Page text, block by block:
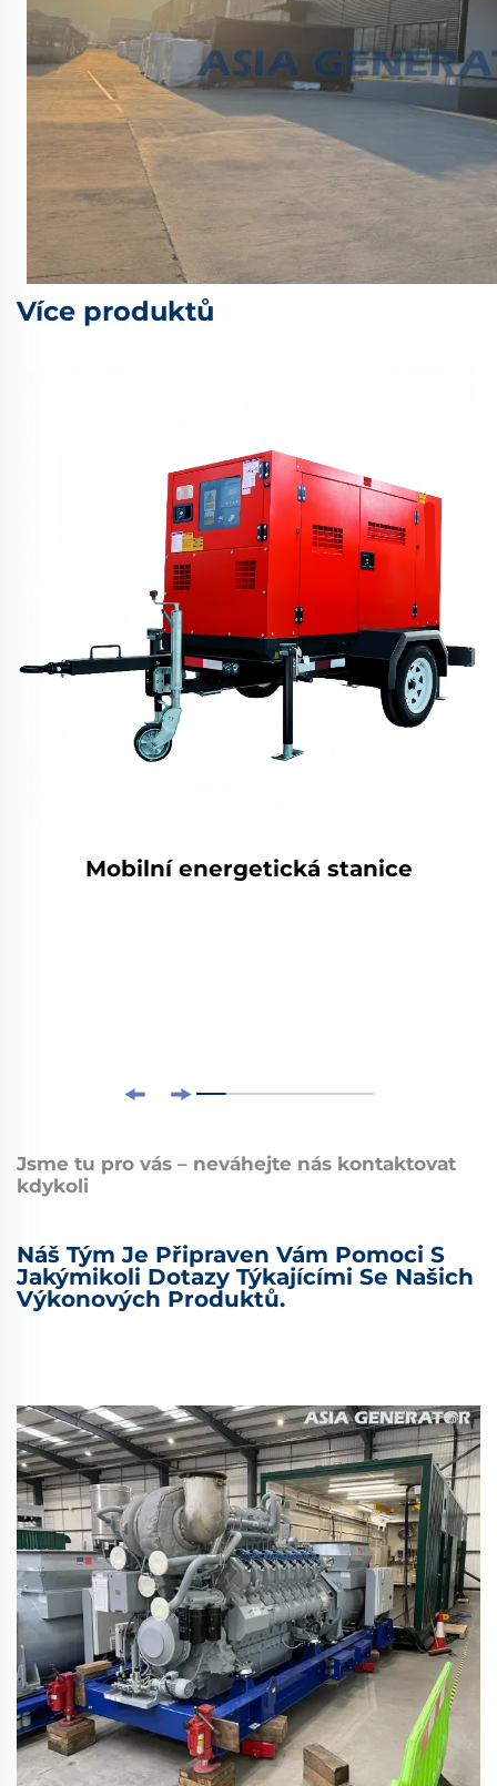
Více produktů
Mobilní energetická stanice
Jsme tu pro vás – neváhejte nás kontaktovat
kdykoli
Náš Tým Je Připraven Vám Pomoci S
Jakýmikoli Dotazy Týkajícími Se Našich
Výkonových Produktů.